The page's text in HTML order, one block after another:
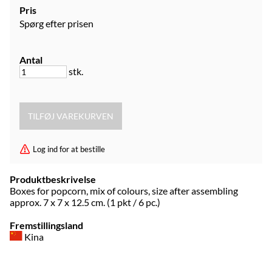
Pris
Spørg efter prisen
Antal
stk.
Log ind for at bestille
Produktbeskrivelse
Boxes for popcorn, mix of colours, size after assembling
approx. 7 x 7 x 12.5 cm. (1 pkt / 6 pc.)
Fremstillingsland
Kina